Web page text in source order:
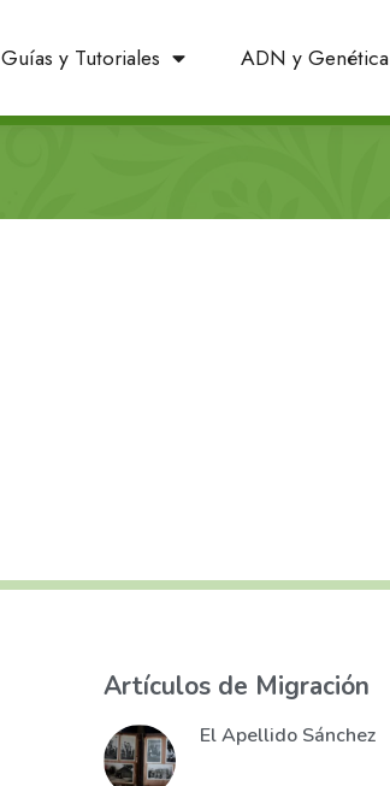
Guías y Tutoriales ADN y Genética
Artículos de Migración
El Apellido Sánchez